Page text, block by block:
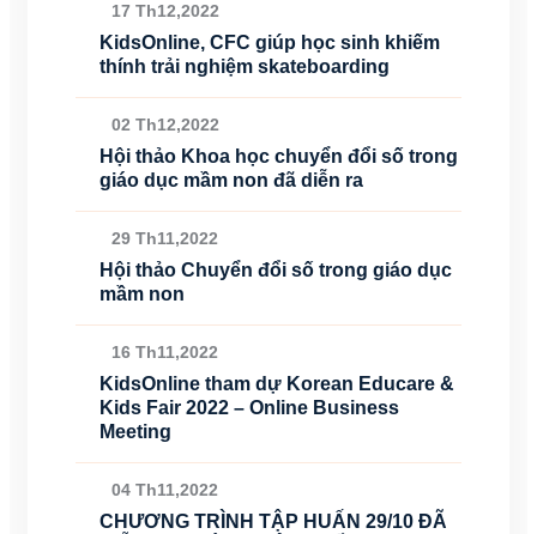
17 Th12,2022
KidsOnline, CFC giúp học sinh khiếm
thính trải nghiệm skateboarding
02 Th12,2022
Hội thảo Khoa học chuyển đổi số trong
giáo dục mầm non đã diễn ra
29 Th11,2022
Hội thảo Chuyển đổi số trong giáo dục
mầm non
16 Th11,2022
KidsOnline tham dự Korean Educare &
Kids Fair 2022 – Online Business
Meeting
04 Th11,2022
CHƯƠNG TRÌNH TẬP HUẤN 29/10 ĐÃ